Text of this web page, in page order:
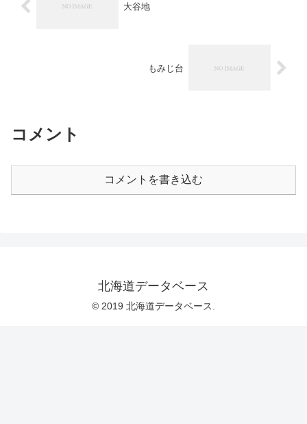
大谷地
もみじ台
コメント
コメントを書き込む
北海道データベース
© 2019 北海道データベース.